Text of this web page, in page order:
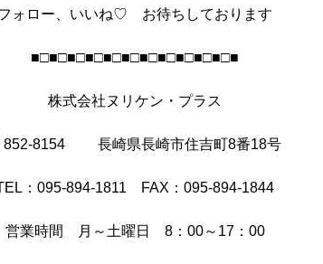
ォロー、いいね♡ お待ちしております
■□■□■□■□■□■□■□■□■□■□■□■
株式会社ヌリケン・プラス
852-8154 長崎県長崎市住吉町8番18号
：095-894-1811 FAX：095-894-1844
営業時間 月～土曜日 8：00～17：00